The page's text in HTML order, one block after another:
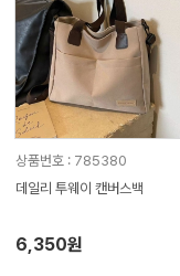
상품번호 : 785380
데일리 투웨이 캔버스백
6,350원